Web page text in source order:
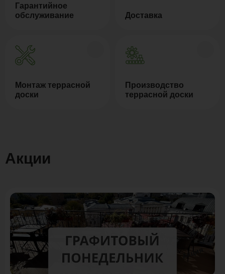
Гарантийное
обслуживание
Доставка
Монтаж террасной
доски
Производство
террасной доски
Акции
Акция